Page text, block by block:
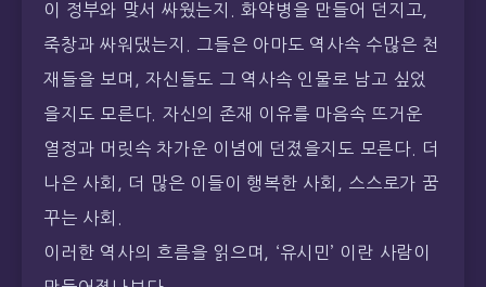
이 정부와 맞서 싸웠는지. 화약병을 만들어 던지고,
죽창과 싸워댔는지. 그들은 아마도 역사속 수많은 천
재들을 보며, 자신들도 그 역사속 인물로 남고 싶었
을지도 모른다. 자신의 존재 이유를 마음속 뜨거운
열정과 머릿속 차가운 이념에 던졌을지도 모른다. 더
나은 사회, 더 많은 이들이 행복한 사회, 스스로가 꿈
꾸는 사회.
이러한 역사의 흐름을 읽으며, ‘유시민’ 이란 사람이